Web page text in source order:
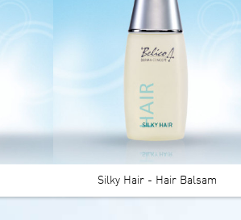
Silky Hair - Hair Balsam